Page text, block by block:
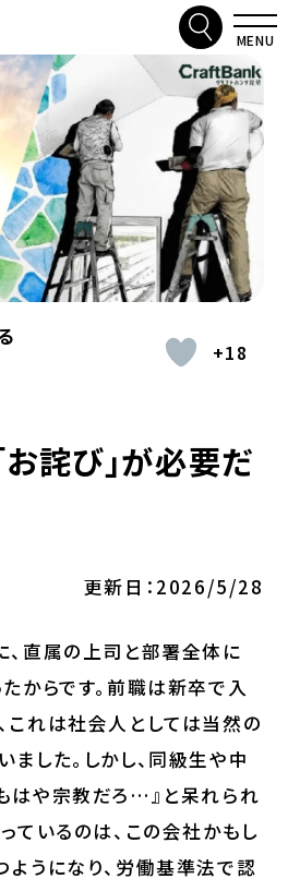
MENU
検索
+18
詫び」が必要だ
更新日：2026/5/28
、直属の上司と部署全体に
からです。前職は新卒で入
これは社会人としては当然の
した。しかし、同級生や中
はや宗教だろ…』と呆れられ
ているのは、この会社かもし
ようになり、労働基準法で認